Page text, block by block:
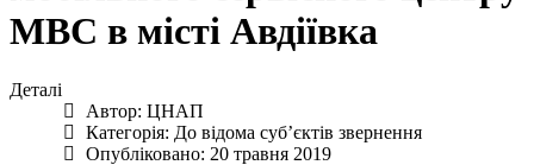
МВС в місті Авдіївка
Деталі
Автор: ЦНАП
Категорія: До відома суб’єктів звернення
Опубліковано: 20 травня 2019